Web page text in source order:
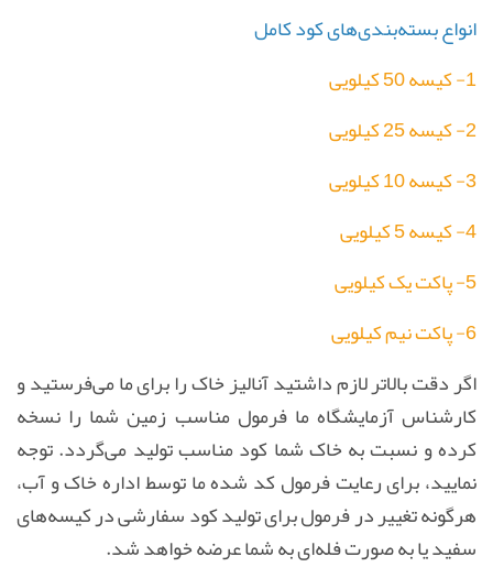
انواع بسته‌بندی‌های کود کامل
1- کیسه 50 کیلویی
2- کیسه 25 کیلویی
3- کیسه 10 کیلویی
4- کیسه 5 کیلویی
5- پاکت یک کیلویی
6- پاکت نیم کیلویی
اگر دقت بالاتر لازم داشتید آنالیز خاک را برای ما می‌فرستید و
کارشناس آزمایشگاه ما فرمول مناسب زمین شما را نسخه
کرده و نسبت به خاک شما کود مناسب تولید می‌گردد. توجه
نمایید، برای رعایت فرمول کد شده ما توسط اداره خاک و آب،
هرگونه تغییر در فرمول برای تولید کود سفارشی در کیسه‌های
سفید یا به صورت فله‌ای به شما عرضه خواهد شد.